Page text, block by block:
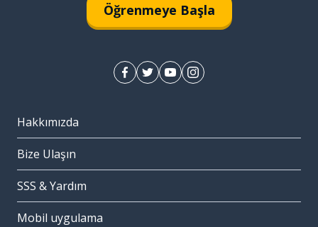
Öğrenmeye Başla
Hakkımızda
Bize Ulaşın
SSS & Yardım
Mobil uygulama